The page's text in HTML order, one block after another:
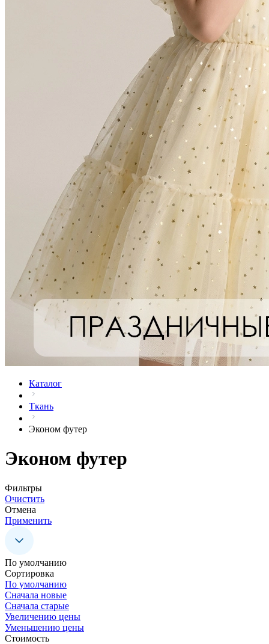
Каталог
Ткань
Эконом футер
Эконом футер
Фильтры
Очистить
Отмена
Применить
По умолчанию
Сoртировка
По умолчанию
Сначала новые
Сначала старые
Увеличению цены
Уменьшению цены
Стоимость